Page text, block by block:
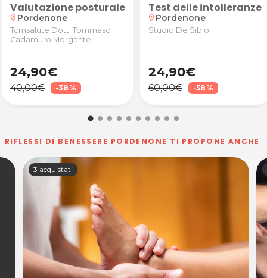
Skin Age a Porcia
antibatterico e sanificazione condotti
Valutazione posturale con anamnesi,
location_on Pordenone
Tcmsalute Dott. Tommaso
Cadamuro Morgante
24,90€
40,00€ -38%
Test delle
location_on Pordenone
Studio De Sibio
24,90€
60,00€ -58%
RIFLESSI DI BENESSERE PORDENONE TI PROPONE ANCHE
3 acquistati